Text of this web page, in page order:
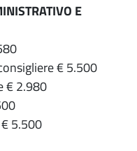
E
€ 5.500
€ 2.980
5.500